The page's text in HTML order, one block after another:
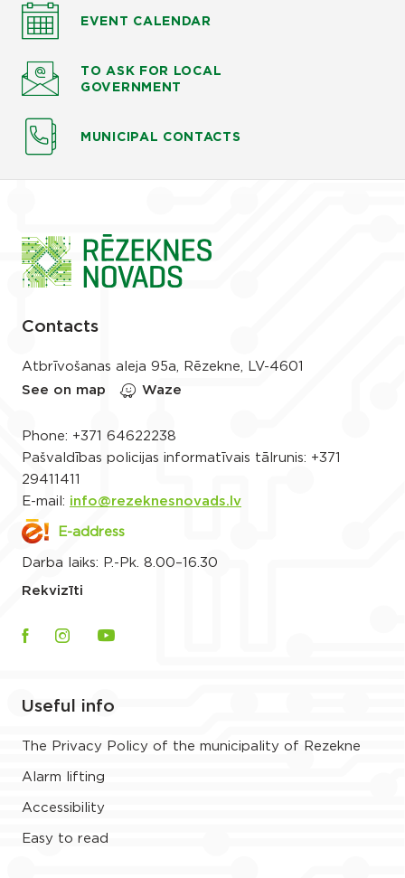
EVENT CALENDAR
TO ASK FOR LOCAL
GOVERNMENT
MUNICIPAL CONTACTS
Contacts
Atbrīvošanas aleja 95a, Rēzekne, LV-4601
See on map
Waze
Phone: +371 64622238
Pašvaldības policijas informatīvais tālrunis: +371
29411411
E-mail: info@rezeknesnovads.lv
E-address
Darba laiks: P.-Pk. 8.00–16.30
Rekvizīti
Useful info
The Privacy Policy of the municipality of Rezekne
Alarm lifting
Accessibility
Easy to read